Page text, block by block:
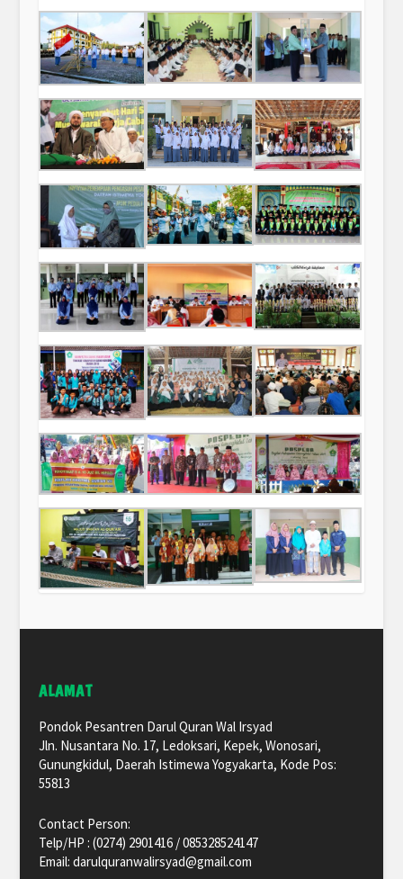
ALAMAT
Pondok Pesantren Darul Quran Wal Irsyad
Jln. Nusantara No. 17, Ledoksari, Kepek, Wonosari,
Gunungkidul, Daerah Istimewa Yogyakarta, Kode Pos:
55813
Contact Person:
Telp/HP : (0274) 2901416 / 085328524147
Email: darulquranwalirsyad@gmail.com